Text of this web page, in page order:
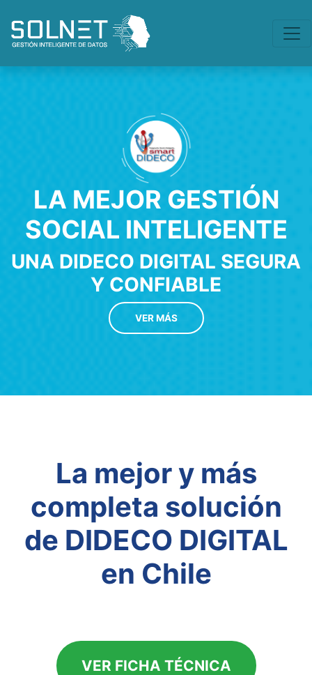
LA MEJOR GESTIÓN
SOCIAL INTELIGENTE
UNA DIDECO DIGITAL SEGURA
Y CONFIABLE
VER MÁS
La mejor y más
completa solución
de DIDECO DIGITAL
en Chile
VER FICHA TÉCNICA